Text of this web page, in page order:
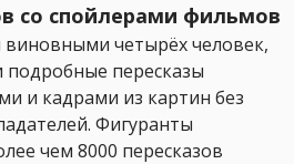
со спойлерами фильмов
виновными четырёх человек,
подробные пересказы
и кадрами из картин без
Фигуранты
чем 8000 пересказов